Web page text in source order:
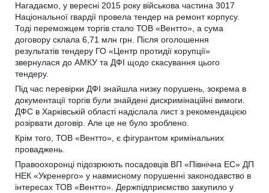
Нагадаємо, у вересні 2015 року військова частина 3017
Національної гвардії провела тендер на ремонт корпусу.
Тоді переможцем торгів стало ТОВ «Вентто», а сума
договору склала 6,71 млн грн. Після оголошення
результатів тендеру ГО «Центр протидії корупції»
звернулася до АМКУ та ДФІ щодо скасування цього
тендеру.
Під час перевірки ДФІ знайшла низку порушень, зокрема в
документації торгів були знайдені дискримінаційні вимоги.
ДФС в Харківській області надіслала лист з рекомендацією
розірвати договір. Але це не було зроблено.
Крім того, ТОВ «Вентто», є фігурантом кримінальних
проваджень.
Правоохоронці підозрюють посадовців ВП «Північна ЕС» ДП
НЕК «Укренерго» у навмисному порушенні законодавство в
інтересах ТОВ «Вентто». Держпідприємство закупило у